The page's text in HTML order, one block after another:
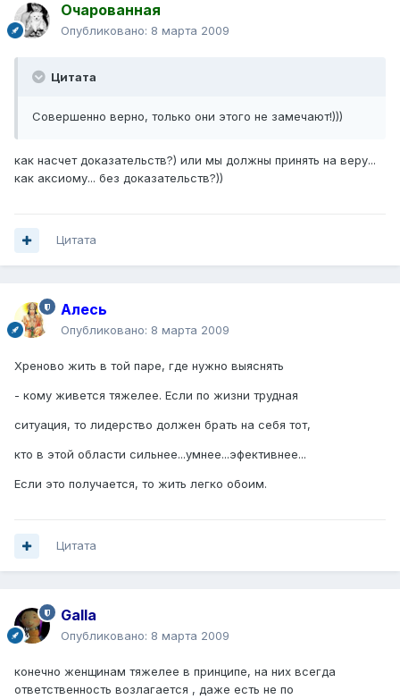
Очарованная
Опубликовано: 8 марта 2009
Цитата
Совершенно верно, только они этого не замечают!)))
как насчет доказательств?) или мы должны принять на веру...
как аксиому... без доказательств?))
Цитата
Алесь
Опубликовано: 8 марта 2009
Хреново жить в той паре, где нужно выяснять
- кому живется тяжелее. Если по жизни трудная
ситуация, то лидерство должен брать на себя тот,
кто в этой области сильнее...умнее...эфективнее...
Если это получается, то жить легко обоим.
Цитата
Galla
Опубликовано: 8 марта 2009
конечно женщинам тяжелее в принципе, на них всегда
ответственность возлагается , даже есть не по